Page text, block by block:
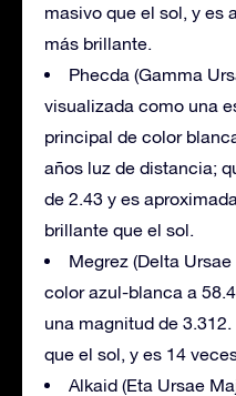
masivo que el sol, y es
más brillante.
Phecda (Gamma
visualizada como una
principal de color
años luz de distancia;
de 2.43 y es
brillante que el sol.
Megrez (Delta
color azul-blanca a
una magnitud de
que el sol, y es 14
Alkaid (Eta Ursae